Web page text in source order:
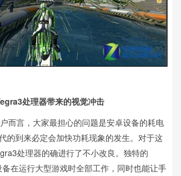
处理器带来的视觉冲击
而言，大家最担心的问题是安卓设备的耗电
的到来必定会加快功耗现象的发生。对于这
处理器的确进行了不小改良。独特的
备在运行大型游戏时全部工作，同时也能让手